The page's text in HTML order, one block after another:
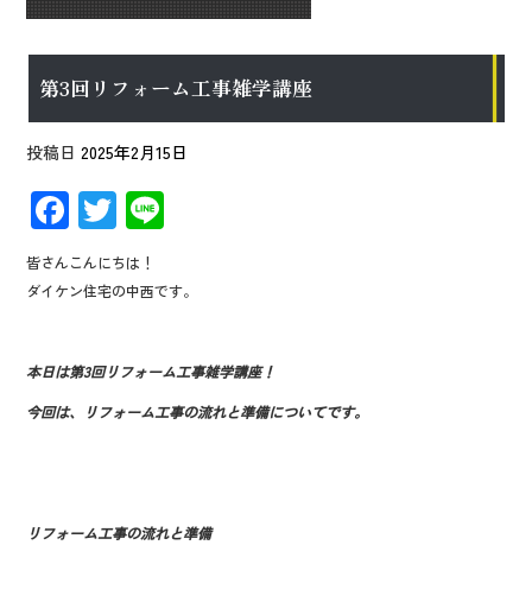
第3回リフォーム工事雑学講座
投稿日 2025年2月15日
F
ac
e
o
o
T
wi
tt e
皆さんこんにちは！
ダイケン住宅の中西です。
本日は第3回リフォーム工事雑学講座！
今回は、リフォーム工事の流れと準備についてです。
リフォーム工事の流れと準備